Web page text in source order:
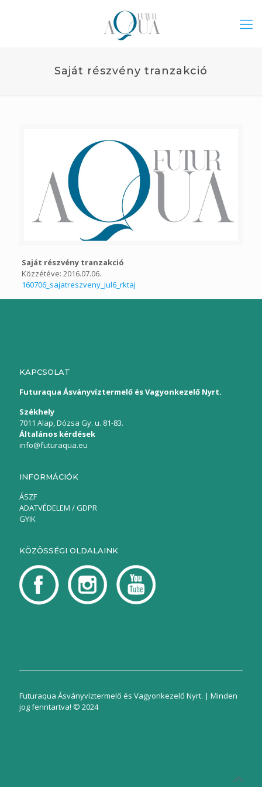
Saját részvény tranzakció
Saját részvény tranzakció
Közzétéve: 2016.07.06.
160706_sajatreszveny_jul6_rktaj
KAPCSOLAT
Futuraqua Ásványvíztermelő és Vagyonkezelő Nyrt.
Székhely
7011 Alap, Dózsa Gy. u. 81-83.
Általános kérdések
info@futuraqua.eu
INFORMÁCIÓK
ÁSZF
ADATVÉDELEM / GDPR
GYIK
KÖZÖSSÉGI OLDALAINK
Futuraqua Ásványvíztermelő és Vagyonkezelő Nyrt. | Minden
jog fenntartva! © 2024